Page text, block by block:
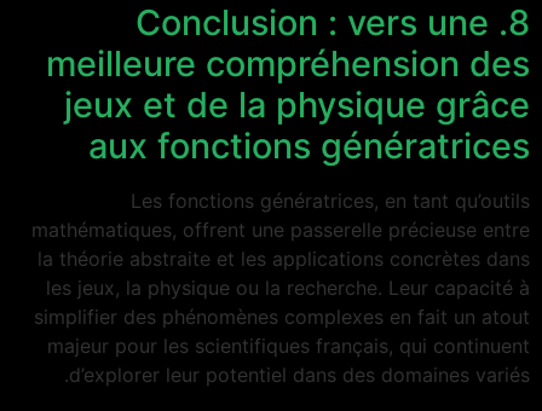
8. Conclusion : vers une
meilleure compréhension des
jeux et de la physique grâce
aux fonctions génératrices
Les fonctions génératrices, en tant qu’outils
mathématiques, offrent une passerelle précieuse entre
la théorie abstraite et les applications concrètes dans
les jeux, la physique ou la recherche. Leur capacité à
simplifier des phénomènes complexes en fait un atout
majeur pour les scientifiques français, qui continuent
d’explorer leur potentiel dans des domaines variés.